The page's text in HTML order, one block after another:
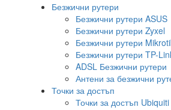
Безжични рутери
Безжични рутери ASUS
Безжични рутери Zyxel
Безжични рутери
Безжични рутери TP-
ADSL Безжични рутери
Антени за безжични
Точки за достъп
Точки за достъп Ubiquiti